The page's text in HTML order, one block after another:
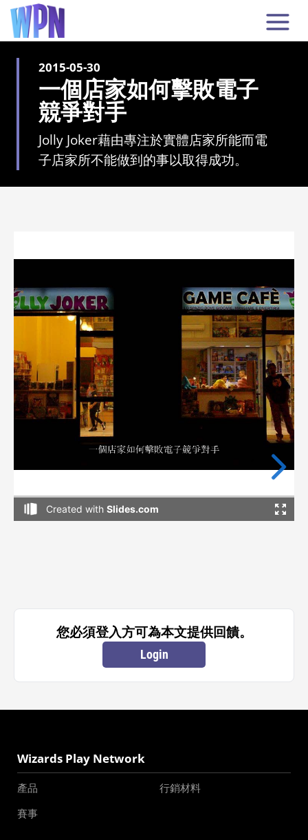
2015-05-30
一個店家如何擊敗電子
競爭對手
Jolly Joker藉由專注於實體店家所能而電
子店家所不能做到的事以取得成功。
您必須登入方可為本文提供回饋。
Login
Wizards Play Network
產品
行銷材料
賽事